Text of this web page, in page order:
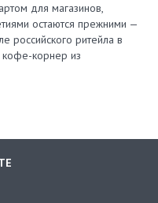
для магазинов,
остаются прежними —
российского ритейла в
кофе-корнер из